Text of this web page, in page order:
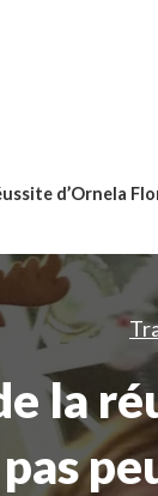
d’Ornela
la
pas